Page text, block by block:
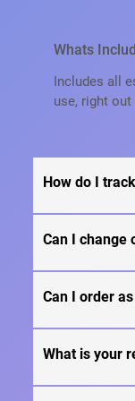
Whats
Includes all
use, right
How do I
Our product
materials
and everyday
Can I change
We
provided in
regular
Can I order
Yes, this
functionality
What is your